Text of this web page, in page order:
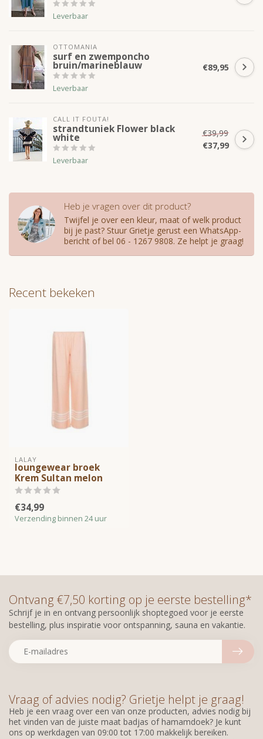
Leverbaar
OTTOMANIA
surf en zwemponcho
bruin/marineblauw
Leverbaar
€89,95
CALL IT FOUTA!
strandtuniek Flower black
white
Leverbaar
€39,99
€37,99
Heb je vragen over dit product?
Twijfel je over een kleur, maat of welk product
bij je past? Stuur Grietje gerust een WhatsApp-
bericht of bel 06 - 1267 9808. Ze helpt je graag!
Recent bekeken
LALAY
loungewear broek
Krem Sultan melon
€34,99
Verzending binnen 24 uur
Vraag of advies nodig? Grietje helpt je graag!
Heb je een vraag over een van onze producten, advies nodig bij
het vinden van de juiste maat badjas of hamamdoek? Je kunt
ons op werkdagen van 09:00 tot 17:00 makkelijk bereiken.
Ontvang €7,50 korting op je eerste bestelling*
Schrijf je in en ontvang persoonlijk shoptegoed voor je eerste
bestelling, plus inspiratie voor ontspanning, sauna en vakantie.